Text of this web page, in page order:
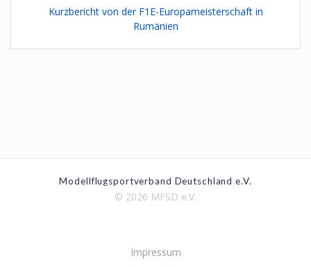
Kurzbericht von der F1E-Europameisterschaft in
Rumänien
Modellflugsportverband Deutschland e.V.
© 2026 MFSD e.V.
Impressum